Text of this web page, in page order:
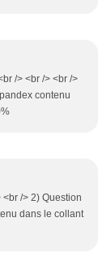
/> <br /> <br />
contenu
<br /> 2) Question
dans le collant